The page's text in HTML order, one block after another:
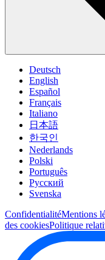
Deutsch
English
Español
Français
Italiano
日本語
한국인
Nederlands
Polski
Português
Pусский
Svenska
ConfidentialitéMentions
des cookiesPolitique